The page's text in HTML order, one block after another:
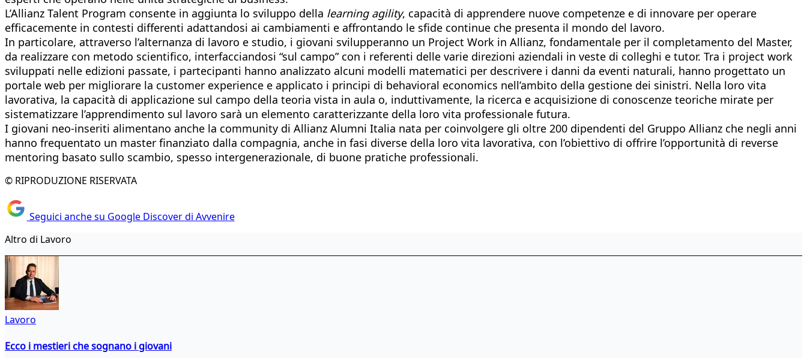
L’Allianz Talent Program consente in aggiunta lo sviluppo della learning agility, capacità di apprendere nuove competenze e di innovare per operare
efficacemente in contesti differenti adattandosi ai cambiamenti e affrontando le sfide continue che presenta il mondo del lavoro.
In particolare, attraverso l’alternanza di lavoro e studio, i giovani svilupperanno un Project Work in Allianz, fondamentale per il completamento del Master,
da realizzare con metodo scientifico, interfacciandosi “sul campo” con i referenti delle varie direzioni aziendali in veste di colleghi e tutor. Tra i project work
sviluppati nelle edizioni passate, i partecipanti hanno analizzato alcuni modelli matematici per descrivere i danni da eventi naturali, hanno progettato un
portale web per migliorare la customer experience e applicato i principi di behavioral economics nell’ambito della gestione dei sinistri. Nella loro vita
lavorativa, la capacità di applicazione sul campo della teoria vista in aula o, induttivamente, la ricerca e acquisizione di conoscenze teoriche mirate per
sistematizzare l’apprendimento sul lavoro sarà un elemento caratterizzante della loro vita professionale futura.
I giovani neo-inseriti alimentano anche la community di Allianz Alumni Italia nata per coinvolgere gli oltre 200 dipendenti del Gruppo Allianz che negli anni
hanno frequentato un master finanziato dalla compagnia, anche in fasi diverse della loro vita lavorativa, con l’obiettivo di offrire l’opportunità di reverse
mentoring basato sullo scambio, spesso intergenerazionale, di buone pratiche professionali.
© RIPRODUZIONE RISERVATA
Seguici anche su Google Discover di Avvenire
Altro di Lavoro
Lavoro
Ecco i mestieri che sognano i giovani